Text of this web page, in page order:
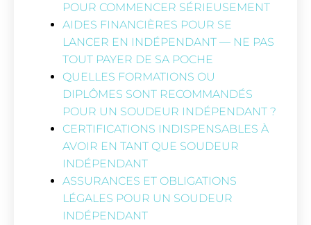
POUR COMMENCER SÉRIEUSEMENT
AIDES FINANCIÈRES POUR SE
LANCER EN INDÉPENDANT — NE PAS
TOUT PAYER DE SA POCHE
QUELLES FORMATIONS OU
DIPLÔMES SONT RECOMMANDÉS
POUR UN SOUDEUR INDÉPENDANT ?
CERTIFICATIONS INDISPENSABLES À
AVOIR EN TANT QUE SOUDEUR
INDÉPENDANT
ASSURANCES ET OBLIGATIONS
LÉGALES POUR UN SOUDEUR
INDÉPENDANT